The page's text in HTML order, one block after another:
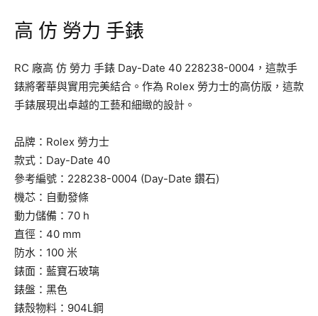
高 仿 勞力 手錶
RC 廠高 仿 勞力 手錶 Day-Date 40 228238-0004，這款手
錶將奢華與實用完美結合。作為 Rolex 勞力士的高仿版，這款
手錶展現出卓越的工藝和細緻的設計。
品牌：Rolex 勞力士
款式：Day-Date 40
參考編號：228238-0004 (Day-Date 鑽石)
機芯：自動發條
動力儲備：70 h
直徑：40 mm
防水：100 米
錶面：藍寶石玻璃
錶盤：黑色
錶殼物料：904L鋼